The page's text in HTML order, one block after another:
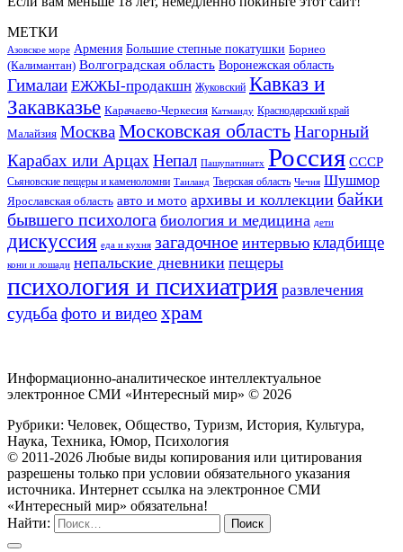
МЕТКИ
Азовское море Армения Большие степные покатушки Борнео
(Калимантан) Волгоградская область Воронежская область
Гималаи ЕЖЖЫ-продакшн Жуковский Кавказ и
Закавказье Карачаево-Черкесия Катманду Краснодарский край
Малайзия МоскваМосковская областьНагорный
Карабах или Арцах Непал Пашупатинатх Россия СССР
Сьяновские пещеры и каменоломни Таиланд Тверская область Чечня Шушмор
Ярославская область авто и мото архивы и коллекции байки
бывшего психолога биология и медицина дети
дискуссия еда и кухня загадочное интервью кладбище
кони и лошади непальские дневники пещеры
психология и психиатрия развлечения
судьба фото и видео храм
Информационно-аналитическое интеллектуальное
электронное СМИ «Интересный мир» © 2026
Рубрики: Человек, Общество, Туризм, История, Культура,
Наука, Техника, Юмор, Психология
© 2011-2026 Любые виды копирования или цитирования
разрешены только при условии обязательного указания
источника. Интернет ссылка на электронное СМИ
«Интересный мир» обязательна!
Найти: